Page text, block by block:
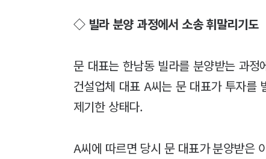
◇ 빌라 분양 과정에서 소송 휘말리기도
문 대표는 한남동 빌라를 분양받는 과
건설업체 대표 A씨는 문 대표가 투자를
제기한 상태다.
A씨에 따르면 당시 문 대표가 분양받은